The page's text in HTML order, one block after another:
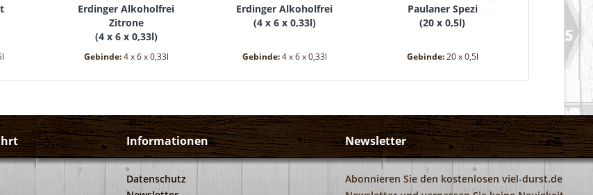
Erdinger Alkoholfrei
Zitrone
(4 x 6 x 0,33l)
Gebinde:4 x 6 x 0,33l
Erdinger Alkoholfrei
(4 x 6 x 0,33l)
Gebinde:4 x 6 x 0,33l
Paulaner Spezi
(20 x 0,5l)
Gebinde:20 x 0,5l
Maisel's
(24
Informationen
Datenschutz
Newsletter
Abonnieren Sie den kostenlosen viel-durst.de